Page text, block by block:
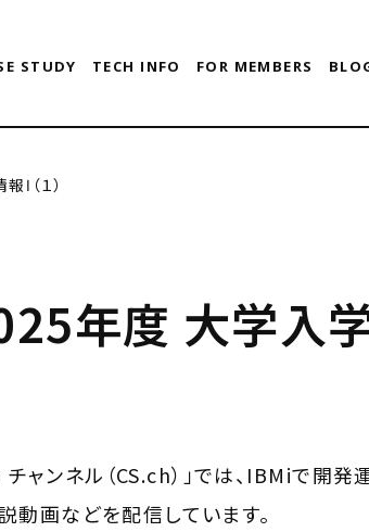
STUDY TECH INFO FOR MEMBERS
（１）
年度 大学入
ンネル（CS.ch）」では、IBMiで開発
動画などを配信しています。